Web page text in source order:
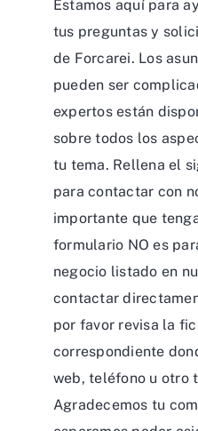
Estamos aquí para
tus preguntas y
de Forcarei. Los
pueden ser
expertos están
sobre todos los
tu tema. Rellena el
para contactar con
importante que
formulario NO es
negocio listado en
contactar
por favor revisa la
correspondiente
web, teléfono u otro
Agradecemos tu